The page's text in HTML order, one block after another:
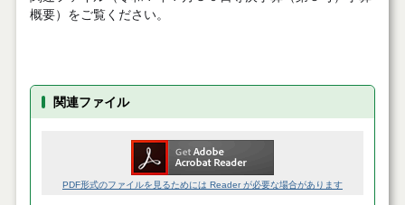
概要）をご覧ください。
関連ファイル
PDF形式のファイルを見るためには Reader が必要な場合があります